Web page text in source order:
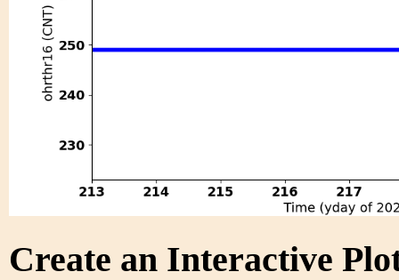
Create an Interactive